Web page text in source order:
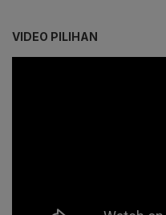
VIDEO PILIHAN